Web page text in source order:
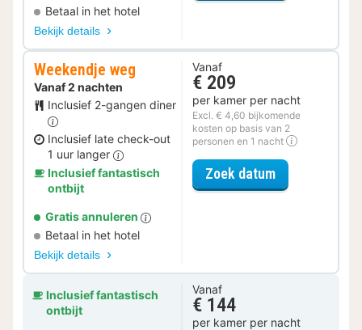
Betaal in het hotel
Bekijk details
Weekendje weg
Vanaf 2 nachten
Inclusief 2-gangen diner
Inclusief late check-out
1 uur langer
Inclusief fantastisch
ontbijt
Gratis annuleren
Betaal in het hotel
Bekijk details
Vanaf
€ 209
per kamer per nacht
Excl. € 4,60 bijkomende
kosten op basis van 2
personen en 1 nacht
Zoek datumvoor
Inclusief fantastisch
ontbijt
Vanaf
€ 144
per kamer per nacht